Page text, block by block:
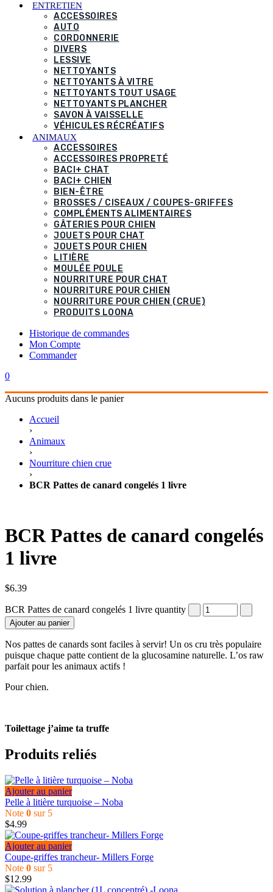
ENTRETIEN
ACCESSOIRES
AUTO
CORDONNERIE
DIVERS
LESSIVE
NETTOYANTS
NETTOYANTS À VITRE
NETTOYANTS TOUT USAGE
NETTOYANTS PLANCHER
SAVON À VAISSELLE
VÉHICULES RÉCRÉATIFS
ANIMAUX
ACCESSOIRES
ACCESSOIRES PROPRETÉ
BACI+ CHAT
BACI+ CHIEN
BIEN-ÊTRE
BROSSES / CISEAUX / COUPES-GRIFFES
COMPLÉMENTS ALIMENTAIRES
GÂTERIES POUR CHIEN
JOUETS POUR CHAT
JOUETS POUR CHIEN
LITIÈRE
MOULÉE POULE
NOURRITURE POUR CHAT
NOURRITURE POUR CHIEN
NOURRITURE POUR CHIEN (CRUE)
PRODUITS LOONA
Historique de commandes
Mon Compte
Commander
0
Aucuns produits dans le panier
Accueil
›
Animaux
›
Nourriture chien crue
›
BCR Pattes de canard congelés 1 livre
BCR Pattes de canard congelés
1 livre
$6.39
BCR Pattes de canard congelés 1 livre quantity
Ajouter au panier
Nos pattes de canards sont faciles à servir! Un os cru très populaire
puisque chaque patte contient de la glucosamine naturelle. L’os raw
parfait pour les animaux actifs !
Pour chien.
Toilettage j’aime ta truffe
Produits reliés
Ajouter au panier
Pelle à litière turquoise – Noba
Note 0 sur 5
$4.99
Ajouter au panier
Coupe-griffes trancheur- Millers Forge
Note 0 sur 5
$12.99